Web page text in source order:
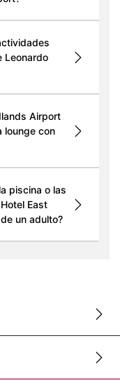
Leonardo
Airport
lounge con
piscina o las
East
un adulto?